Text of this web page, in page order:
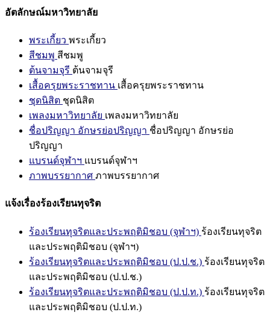
อัตลักษณ์มหาวิทยาลัย
พระเกี้ยว พระเกี้ยว
สีชมพู สีชมพู
ต้นจามจุรี ต้นจามจุรี
เสื้อครุยพระราชทาน เสื้อครุยพระราชทาน
ชุดนิสิต ชุดนิสิต
เพลงมหาวิทยาลัย เพลงมหาวิทยาลัย
ชื่อปริญญา อักษรย่อปริญญา ชื่อปริญญา อักษรย่อ
ปริญญา
แบรนด์จุฬาฯ แบรนด์จุฬาฯ
ภาพบรรยากาศ ภาพบรรยากาศ
แจ้งเรื่องร้องเรียนทุจริต
ร้องเรียนทุจริตและประพฤติมิชอบ (จุฬาฯ) ร้องเรียนทุจริต
และประพฤติมิชอบ (จุฬาฯ)
ร้องเรียนทุจริตและประพฤติมิชอบ (ป.ป.ช.) ร้องเรียนทุจริต
และประพฤติมิชอบ (ป.ป.ช.)
ร้องเรียนทุจริตและประพฤติมิชอบ (ป.ป.ท.) ร้องเรียนทุจริต
และประพฤติมิชอบ (ป.ป.ท.)